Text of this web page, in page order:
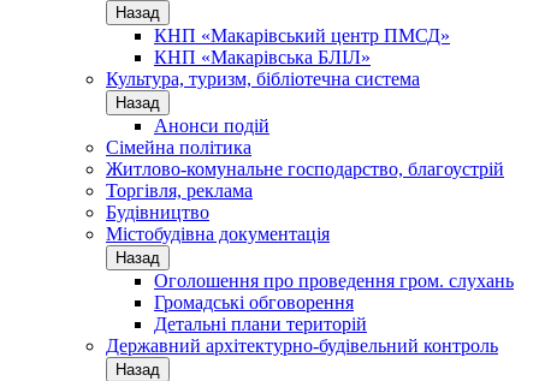
Назад
КНП «Макарівський центр ПМСД»
КНП «Макарівська БЛІЛ»
Культура, туризм, бібліотечна система
Назад
Анонси подій
Сімейна політика
Житлово-комунальне господарство, благоустрій
Торгівля, реклама
Будівництво
Містобудівна документація
Назад
Оголошення про проведення гром. слухань
Громадські обговорення
Детальні плани територій
Державний архітектурно-будівельний контроль
Назад